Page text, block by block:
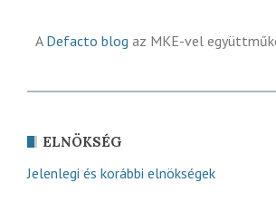
A Defacto blog az MKE-vel
ELNÖKSÉG
Jelenlegi és korábbi elnökségek